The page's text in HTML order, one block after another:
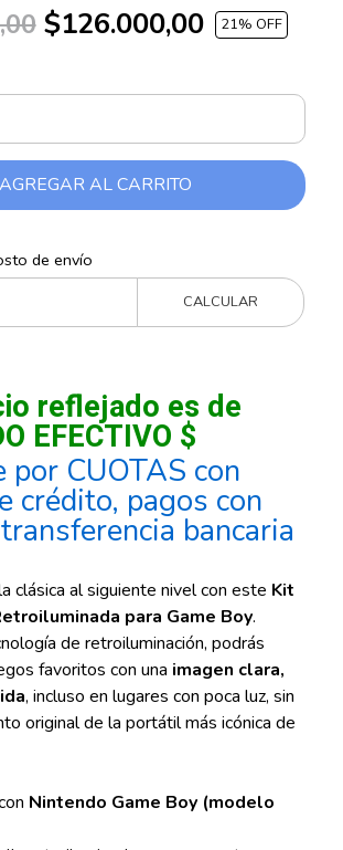
$126.000,00 21% OFF
AGREGAR AL CARRITO
de envío
CALCULAR
reflejado es de
EFECTIVO $
por CUOTAS con
crédito, pagos con
bancaria
clásica al siguiente nivel con este Kit
para Game Boy.
de retroiluminación, podrás
favoritos con una imagen clara,
, incluso en lugares con poca luz, sin
original de la portátil más icónica de
Nintendo Game Boy (modelo